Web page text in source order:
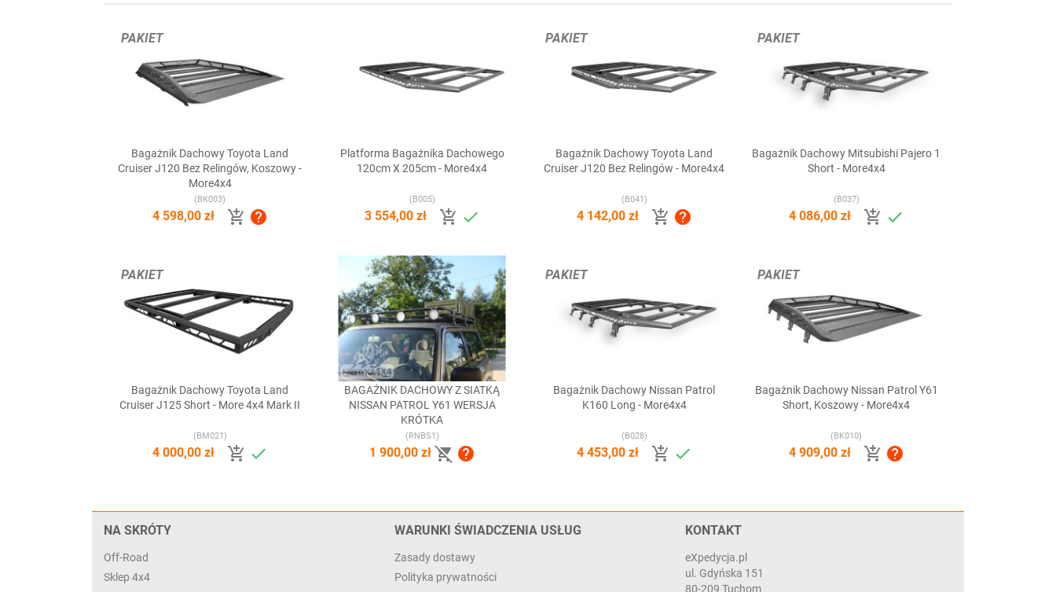
Szybki podgląd
Bagażnik Dachowy Toyota Land
Cruiser J120 Bez Relingów, Koszowy -
More4x4
(BK003)
4 598,00 zł  
PAKIET
Szybki podgląd
Platforma Bagażnika Dachowego
120cm X 205cm - More4x4
(B005)
3 554,00 zł  
Szybki podgląd
Bagażnik Dachowy Toyota Land
Cruiser J120 Bez Relingów - More4x4
(B041)
4 142,00 zł  
PAKIET
Szybki podgląd
Bagażnik Dachowy Mitsubishi Pajero 1
Short - More4x4
(B037)
4 086,00 zł  
PAKIET
Szybki podgląd
Bagażnik Dachowy Toyota Land
Cruiser J125 Short - More 4x4 Mark II
(BM021)
4 000,00 zł  
PAKIET
Szybki podgląd
BAGAŻNIK DACHOWY Z SIATKĄ
NISSAN PATROL Y61 WERSJA
KRÓTKA
(RNBS1)
1 900,00 zł  
Szybki podgląd
Bagażnik Dachowy Nissan Patrol
K160 Long - More4x4
(B028)
4 453,00 zł  
PAKIET
Szybki podgląd
Bagażnik Dachowy Nissan Patrol Y61
Short, Koszowy - More4x4
(BK010)
4 909,00 zł  
PAKIET
NA SKRÓTY
Off-Road
Sklep 4x4
WARUNKI ŚWIADCZENIA USŁUG
Zasady dostawy
Polityka prywatności
KONTAKT
eXpedycja.pl
ul. Gdyńska 151
80-209 Tuchom